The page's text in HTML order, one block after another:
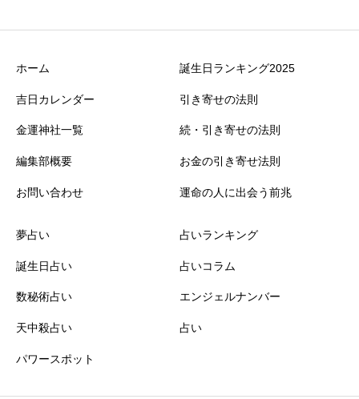
ホーム
吉日カレンダー
金運神社一覧
編集部概要
お問い合わせ
誕生日ランキング2025
引き寄せの法則
続・引き寄せの法則
お金の引き寄せ法則
運命の人に出会う前兆
夢占い
誕生日占い
数秘術占い
天中殺占い
パワースポット
占いランキング
占いコラム
エンジェルナンバー
占い